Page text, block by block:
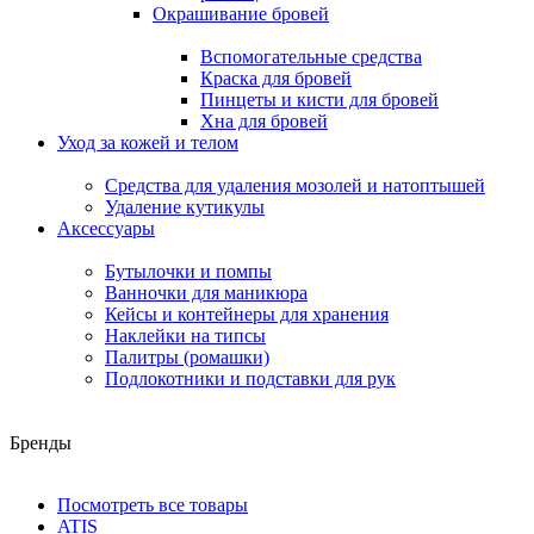
Окрашивание бровей
Вспомогательные средства
Краска для бровей
Пинцеты и кисти для бровей
Хна для бровей
Уход за кожей и телом
Средства для удаления мозолей и натоптышей
Удаление кутикулы
Аксессуары
Бутылочки и помпы
Ванночки для маникюра
Кейсы и контейнеры для хранения
Наклейки на типсы
Палитры (ромашки)
Подлокотники и подставки для рук
Бренды
Посмотреть все товары
ATIS